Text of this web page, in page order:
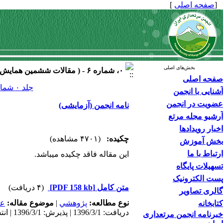
[صفحه اصلی ]
بخش‌های اصلی
صفحه اصلی
آشنایی با انجمن
عضویت در انجمن
آرشیو مجله مرتع
اخبار رویدادها
بخش آموزش
ارتباط با ما
تسهیلات پایگاه
پست الکترونیک
گالری تصاویر
کتابخانه
خبرنامه انجمن مرتعداری
۰، شماره ۶ - ( مقالات ششمین همایش مرتعداری ۱۳۹۴ )
جلد ۰ شماره ۶ صفحات ۰-۰
نامه انجمن (آزمایشی)
چکیده:
(۴۷۰۱ مشاهده)
این مقاله فاقد چکیده می​باشد.
متن کامل [PDF 158 kb]
(۴ دریافت)
نوع مطالعه: پژوهشي | موضوع مقاله:
دریافت: 1396/3/1 | پذیرش: 1396/3/1 | انتشار: 1396/3/1